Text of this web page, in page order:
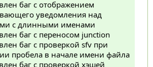
баг с отображением
уведомления над
с длинными именами
баг с переносом junction
баг с проверкой sfv при
пробела в начале имени файла
баг с проверкой хэшей